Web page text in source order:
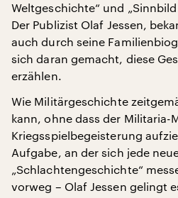
Weltgeschichte“ und
Der Publizist Olaf Jessen,
auch durch seine
sich daran gemacht, diese
erzählen.
Wie Militärgeschichte
kann, ohne dass der Militaria-
Kriegsspielbegeisterung
Aufgabe, an der sich jede
„Schlachtengeschichte“
vorweg – Olaf Jessen gelingt